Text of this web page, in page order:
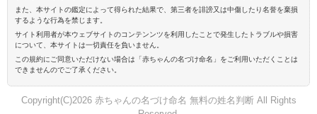
また、本サイトの鑑定によって得られた結果で、第三者を誹謗又は中傷したり名誉を棄損
するような行為を禁じます。
サイト利用者が本ウェブサイトのコンテンンツを利用したことで発生したトラブルや損害
について、本サイトは一切責任を負いません。
この規約にご同意いただけない場合は「赤ちゃんの名づけ命名」をご利用いただくことは
できませんのでご了承ください。
Copyright(C)2026 赤ちゃんの名づけ命名 無料の姓名判断 All Rights